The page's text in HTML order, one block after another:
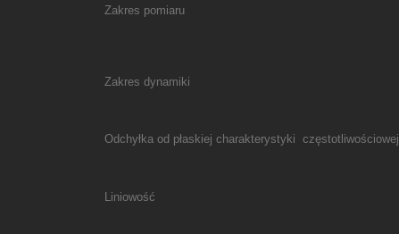
Zakres pomiaru
Zakres dynamiki
Odchyłka od płaskiej charakterystyki częstotliwościowej
Liniowość